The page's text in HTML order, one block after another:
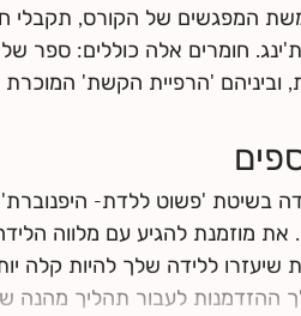
המפגשים של הקורס, תקבלי
חומרים אלה כוללים: ספר
וביניהם 'הרפיית הקשת'
בשיטת 'פשוט ללדת-
מוזמנת להגיע עם מלווה הלידה
שיעזרו ללידה שלך להיות קלה
ההזדמנות לעבור תהליך